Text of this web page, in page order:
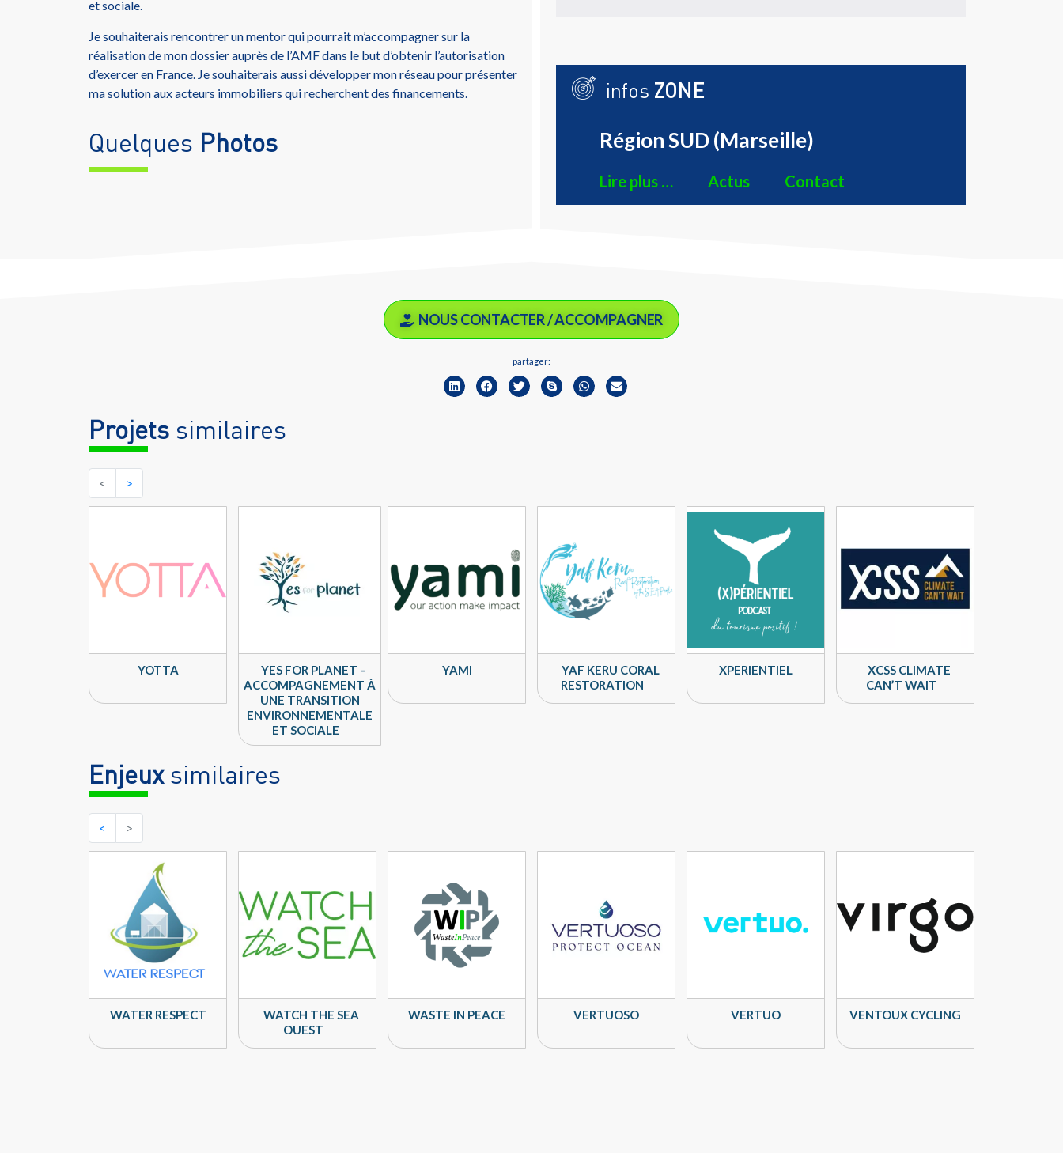
et sociale.
Je souhaiterais rencontrer un mentor qui pourrait m’accompagner sur la
réalisation de mon dossier auprès de l’AMF dans le but d’obtenir l’autorisation
d’exercer en France. Je souhaiterais aussi développer mon réseau pour présenter
ma solution aux acteurs immobiliers qui recherchent des financements.
Quelques Photos
infos ZONE
Région SUD (Marseille)
Lire plus … Actus Contact
NOUS CONTACTER / ACCOMPAGNER
partager:
Projets similaires
< >
YOTTA
YES FOR PLANET –
ACCOMPAGNEMENT À
UNE TRANSITION
ENVIRONNEMENTALE
ET SOCIALE
YAMI
YAF KERU CORAL
RESTORATION
XPERIENTIEL
XCSS CLIMATE
CAN’T WAIT
Enjeuxsimilaires
< >
WATER RESPECT
WATCH THE SEA
OUEST
WASTE IN PEACE VERTUOSO VERTUO VENTOUX CYCLING